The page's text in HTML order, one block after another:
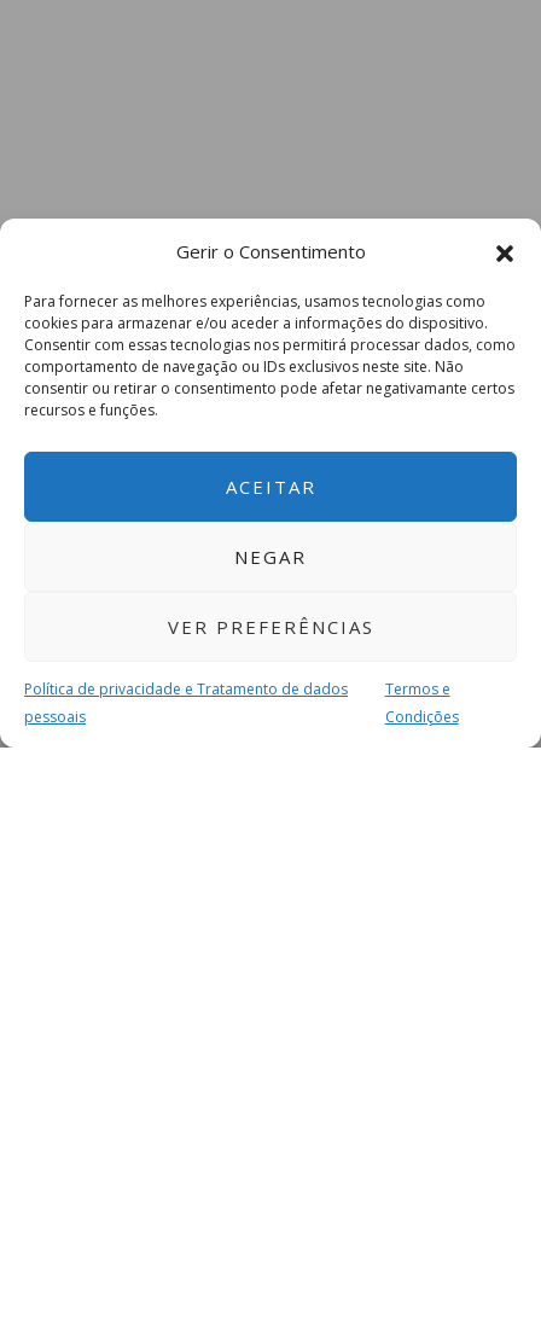
Gerir o Consentimento
Para fornecer as melhores experiências, usamos tecnologias como
cookies para armazenar e/ou aceder a informações do dispositivo.
Consentir com essas tecnologias nos permitirá processar dados, como
comportamento de navegação ou IDs exclusivos neste site. Não
consentir ou retirar o consentimento pode afetar negativamante certos
recursos e funções.
ACEITAR
NEGAR
VER PREFERÊNCIAS
Política de privacidade e Tratamento de dados
pessoais
Termos e
Condições